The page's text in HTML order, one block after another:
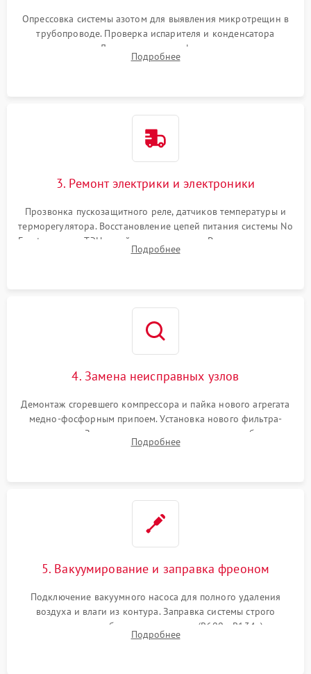
Опрессовка системы азотом для выявления микротрещин в
трубопроводе. Проверка испарителя и конденсатора
течеискателем. Демонтаж старого фильтра-осушителя и
продувка капиллярной трубки для устранения засоров.
Подробнее
3. Ремонт электрики и электроники
Прозвонка пускозащитного реле, датчиков температуры и
терморегулятора. Восстановление цепей питания системы No
Frost, включая ТЭН оттайки и вентилятор. Ремонт или замена
платы управления при сбоях алгоритмов.
Подробнее
4. Замена неисправных узлов
Демонтаж сгоревшего компрессора и пайка нового агрегата
медно-фосфорным припоем. Установка нового фильтра-
осушителя. Замена изношенных вентиляторов обдува,
сломанных заслонок или поврежденных дверных петель.
Подробнее
5. Вакуумирование и заправка фреоном
Подключение вакуумного насоса для полного удаления
воздуха и влаги из контура. Заправка системы строго
дозированным объемом хладагента (R600a, R134a) по
электронным весам. Контроль рабочего давления в системе.
Подробнее